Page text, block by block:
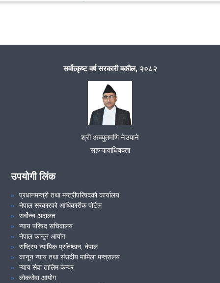
समुदायमा सरकारी वकील कार्यक्रम सम्पन्न...... (२०८२।०३।११)
समुदायमा सरकारी वकील कार्यक्रम सम्पन्न ..( दोस्रो संस्करण २०८१।०८।
समुदायमा सरकारी वकील कार्यक्रम सम्पन्न ..(२०८१।०७।०९)
कार्यालयको नियमित बैठक सम्बन्धमा ..(२०८१।०७।०६)
VIEW ALL
सर्वोत्कृष्ट वर्ष सरकारी वकील, २०८२
श्री अच्युतमणि नेउपाने
सहन्यायाधिवक्ता
उपयोगी लिंक
प्रधानमन्त्री तथा मन्त्रीपरिषदको कार्यालय
नेपाल सरकारको आधिकारीक पोर्टल
सर्वोच्च अदालत
न्याय परिषद सचिवालय
नेपाल कानून आयोग
राष्ट्रिय न्यायिक प्रतिष्ठान, नेपाल
कानून न्याय तथा संसदीय मामिला मन्त्रालय
न्याय सेवा तालिम केन्द्र
लोकसेवा आयोग